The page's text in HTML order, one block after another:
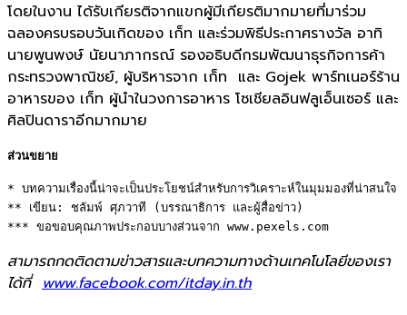
โดยในงาน ได้รับเกียรติจากแขกผู้มีเกียรติมากมายที่มาร่วม
ฉลองครบรอบวันเกิดของ เก็ท และร่วมพิธีประกาศรางวัล อาทิ
นายพูนพงษ์ นัยนาภากรณ์ รองอธิบดีกรมพัฒนาธุรกิจการค้า
กระทรวงพาณิชย์, ผู้บริหารจาก เก็ท และ Gojek พาร์ทเนอร์ร้าน
อาหารของ เก็ท ผู้นำในวงการอาหาร โซเชียลอินฟลูเอ็นเซอร์ และ
ศิลปินดาราอีกมากมาย
ส่วนขยาย
* บทความเรื่องนี้น่าจะเป็นประโยชน์สำหรับการวิเคราะห์ในมุมมองที่น่าสนใจ
** เขียน: ชลัมพ์ ศุภวาที (บรรณาธิการ และผู้สื่อข่าว)
*** ขอขอบคุณภาพประกอบบางส่วนจาก www.pexels.com
สามารถกดติดตามข่าวสารและบทความทางด้านเทคโนโลยีของเรา
ได้ที่ www.facebook.com/itday.in.th